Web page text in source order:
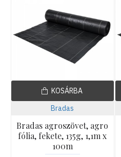
Bradas
Bradas agroszövet, agro
fólia, fekete, 135g, 1,1m x
100m
KOSÁRBA